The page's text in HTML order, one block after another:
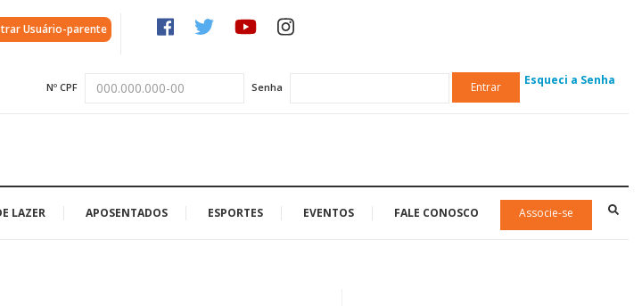
Usuário-parente
Nº CPF Senha Entrar Esqueci a Senha
LAZER APOSENTADOS ESPORTES EVENTOS FALE CONOSCO Associe-se